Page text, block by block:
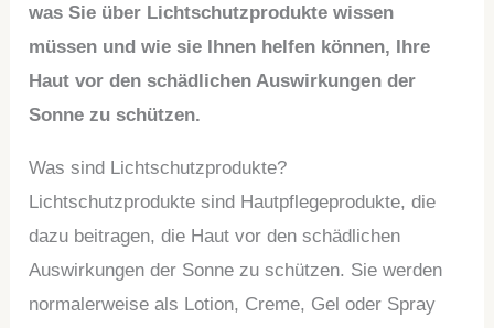
was Sie über Lichtschutzprodukte wissen
müssen und wie sie Ihnen helfen können, Ihre
Haut vor den schädlichen Auswirkungen der
Sonne zu schützen.
Was sind Lichtschutzprodukte?
Lichtschutzprodukte sind Hautpflegeprodukte, die
dazu beitragen, die Haut vor den schädlichen
Auswirkungen der Sonne zu schützen. Sie werden
normalerweise als Lotion, Creme, Gel oder Spray